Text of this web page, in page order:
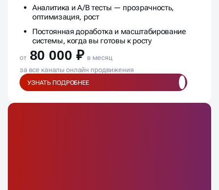
Аналитика и A/B тесты — прозрачность,
оптимизация, рост
Постоянная доработка и масштабирование
системы, когда вы готовы к росту
от 80 000 ₽ в месяц
за все каналы онлайн продвижения
УЗНАТЬ ПОДРОБНЕЕ